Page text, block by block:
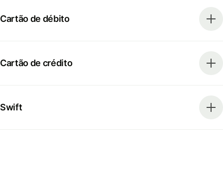
Cartão de débito
Cartão de crédito
Swift